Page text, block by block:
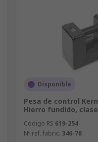
Disponible
Pesa de control
Hierro fundido, clase
Código RS 619-254
Nº ref. fabric. 346-78